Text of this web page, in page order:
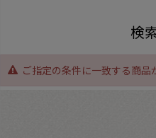
検
ご指定の条件に一致する商品